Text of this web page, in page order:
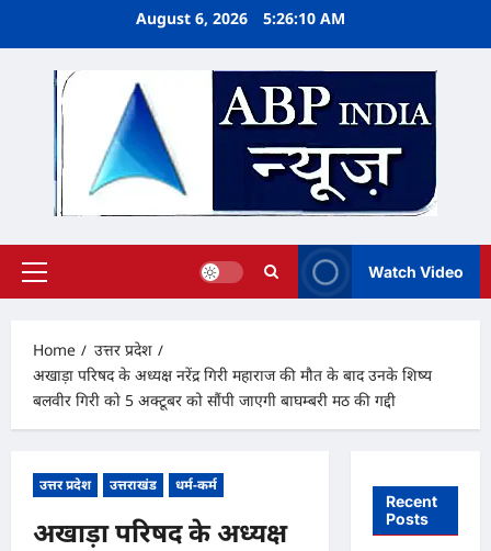
August 6, 2026 5:26:11 AM
Primary
Watch Video
Home
उत्तर प्रदेश
अखाड़ा परिषद के अध्यक्ष नरेंद्र गिरी महाराज की मौत के बाद उनके शिष्य
बलवीर गिरी को 5 अक्टूबर को सौंपी जाएगी बाघम्बरी मठ की गद्दी
उत्तर प्रदेश उत्तराखंड धर्म-कर्म
अखाड़ा परिषद के अध्यक्ष
Recent
Posts